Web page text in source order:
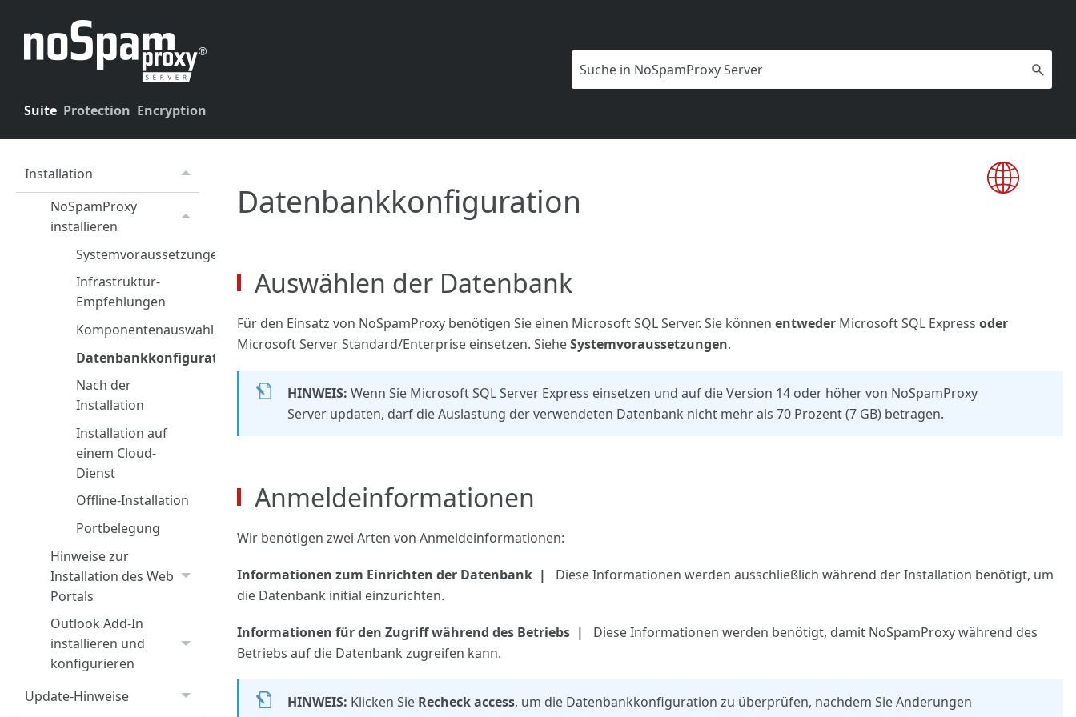
Suite Protection Encryption
Installation
NoSpamProxy
installieren
Systemvoraussetzungen
Infrastruktur-
Empfehlungen
Komponentenauswahl
Datenbankkonfiguration
Nach der
Installation
Installation auf
einem Cloud-
Dienst
Offline-Installation
Portbelegung
Hinweise zur
Installation des Web
Portals
Outlook Add-In
installieren und
konfigurieren
Update-Hinweise
Datenbankkonfiguration
Auswählen der Datenbank
Für den Einsatz von NoSpamProxy benötigen Sie einen Microsoft SQL Server. Sie können entwederMicrosoft SQL Express oder
Microsoft Server Standard/Enterprise einsetzen. SieheSystemvoraussetzungen.
HINWEIS: Wenn Sie Microsoft SQL Server Express einsetzen und auf die Version 14 oder höher von NoSpamProxy
Server updaten, darf die Auslastung der verwendeten Datenbank nicht mehr als 70 Prozent (7 GB) betragen.
Anmeldeinformationen
Wir benötigen zwei Arten von Anmeldeinformationen:
Informationen zum Einrichten der Datenbank
Diese Informationen werden ausschließlich während der Installation benötigt, um
die Datenbank initial einzurichten.
Informationen für den Zugriff während des Betriebs
Diese Informationen werden benötigt, damit NoSpamProxy während des
Betriebs auf die Datenbank zugreifen kann.
HINWEIS: Klicken Sie Recheck access, um die Datenbankkonfiguration zu überprüfen, nachdem Sie Änderungen